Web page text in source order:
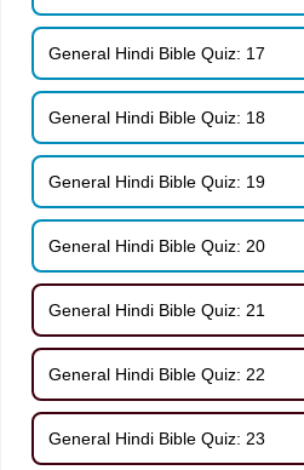
General Hindi Bible Quiz: 17
General Hindi Bible Quiz: 18
General Hindi Bible Quiz: 19
General Hindi Bible Quiz: 20
General Hindi Bible Quiz: 21
General Hindi Bible Quiz: 22
General Hindi Bible Quiz: 23